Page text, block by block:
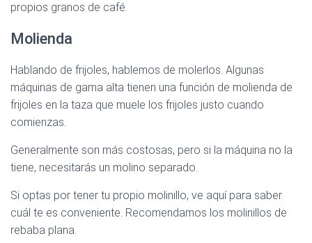
propios granos de café.
Molienda
Hablando de frijoles, hablemos de molerlos. Algunas
máquinas de gama alta tienen una función de molienda de
frijoles en la taza que muele los frijoles justo cuando
comienzas.
Generalmente son más costosas, pero si la máquina no la
tiene, necesitarás un molino separado.
Si optas por tener tu propio molinillo, ve aquí para saber
cuál te es conveniente. Recomendamos los molinillos de
rebaba plana.